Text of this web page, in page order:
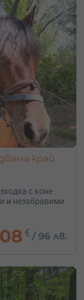
край
с коне
и незабравими
€ /96 лв.